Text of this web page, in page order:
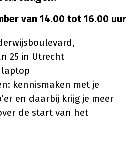
van 14.00 tot 16.00 uur
25 in Utrecht
laptop
kennismaken met je
en daarbij krijg je meer
de start van het